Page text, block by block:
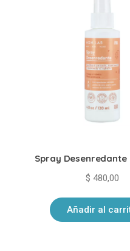
Spray Desenredante
$ 480,00
Añadir al